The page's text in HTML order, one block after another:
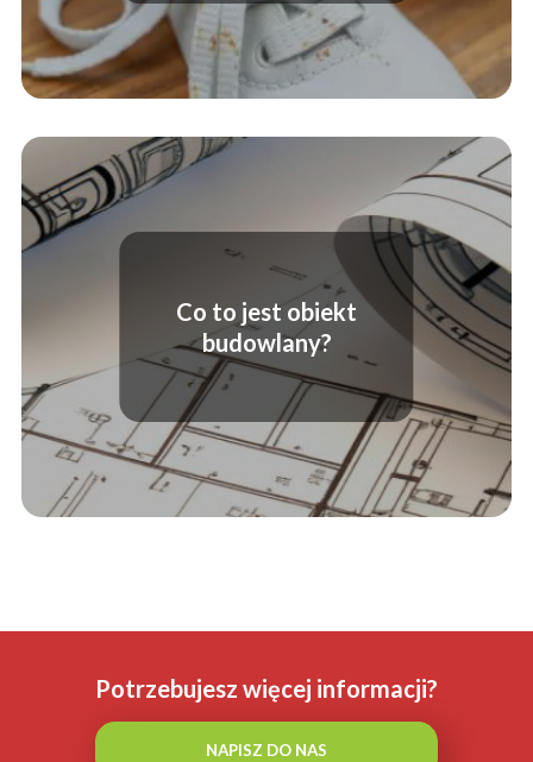
Co to jest obiekt
budowlany?
Potrzebujesz więcej informacji?
NAPISZ DO NAS